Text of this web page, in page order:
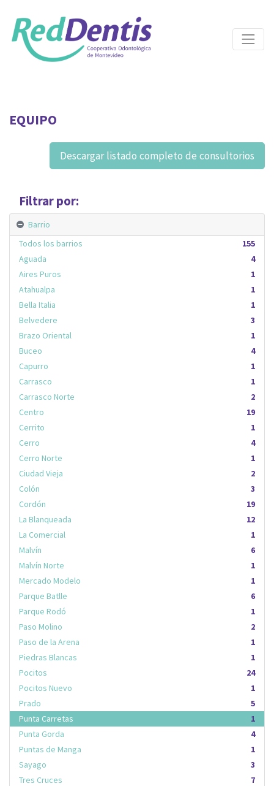
EQUIPO
Descargar listado completo de consultorios
Filtrar por:
Barrio
155
Todos los barrios
4
Aguada
1
Aires Puros
1
Atahualpa
1
Bella Italia
3
Belvedere
1
Brazo Oriental
4
Buceo
1
Capurro
1
Carrasco
2
Carrasco Norte
19
Centro
1
Cerrito
4
Cerro
1
Cerro Norte
2
Ciudad Vieja
3
Colón
19
Cordón
12
La Blanqueada
1
La Comercial
6
Malvín
1
Malvín Norte
1
Mercado Modelo
6
Parque Batlle
1
Parque Rodó
2
Paso Molino
1
Paso de la Arena
1
Piedras Blancas
24
Pocitos
1
Pocitos Nuevo
5
Prado
1
Punta Carretas
4
Punta Gorda
1
Puntas de Manga
3
Sayago
7
Tres Cruces